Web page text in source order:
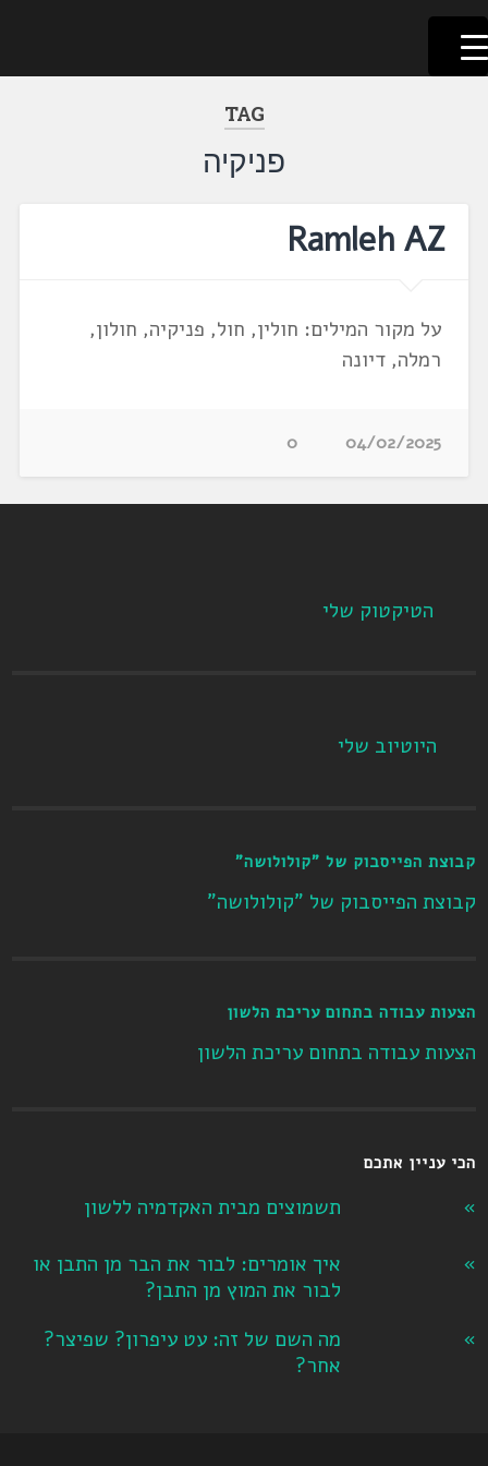
דלג
לתוכן
לשוניאדה
עברית. לשון. שפה
TAG
פניקיה
Ramleh AZ
על מקור המילים: חולין, חול, פניקיה, חולון,
רמלה, דיונה
04/02/2025
0
הטיקטוק שלי
היוטיוב שלי
קבוצת הפייסבוק של "קולולושה"
קבוצת הפייסבוק של "קולולושה"
הצעות עבודה בתחום עריכת הלשון
הצעות עבודה בתחום עריכת הלשון
הכי עניין אתכם
תשמוצים מבית האקדמיה ללשון
איך אומרים: לבור את הבר מן התבן או
לבור את המוץ מן התבן?
מה השם של זה: עט עיפרון? שפיצר?
אחר?